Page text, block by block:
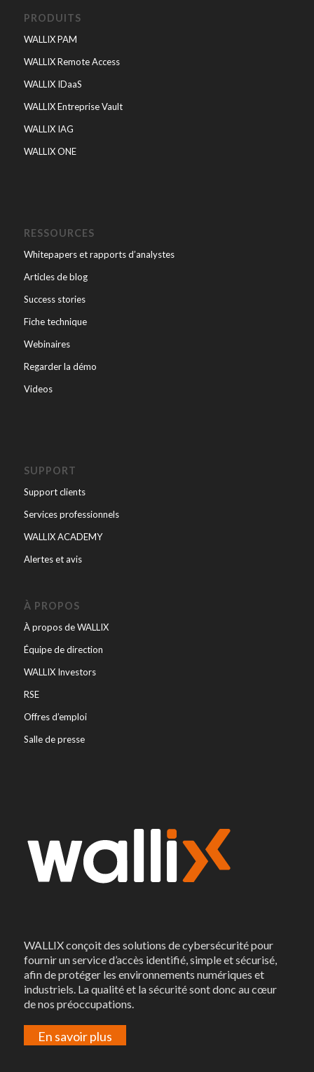
PRODUITS
WALLIX PAM
WALLIX Remote Access
WALLIX IDaaS
WALLIX Entreprise Vault
WALLIX IAG
WALLIX ONE
RESSOURCES
Whitepapers et rapports d’analystes
Articles de blog
Success stories
Fiche technique
Webinaires
Regarder la démo
Videos
SUPPORT
Support clients
Services professionnels
WALLIX ACADEMY
Alertes et avis
À PROPOS
À propos de WALLIX
Équipe de direction
WALLIX Investors
RSE
Offres d’emploi
Salle de presse
WALLIX conçoit des solutions de cybersécurité pour
fournir un service d’accès identifié, simple et sécurisé,
afin de protéger les environnements numériques et
industriels. La qualité et la sécurité sont donc au cœur
de nos préoccupations.
En savoir plus